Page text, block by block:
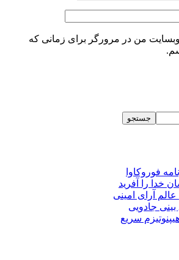
وبسایت من در مرورگر برای زمانی که
جستجو
فوروکاوا
خدا را آفرید
عالم آرای امینی
بینی جادویی
سریع